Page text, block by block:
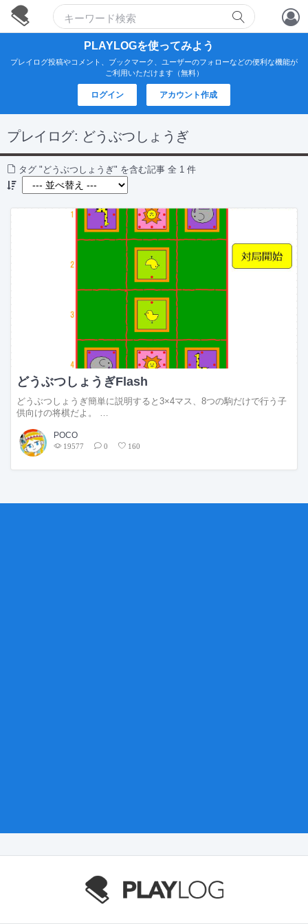
アカウント作成
ログイン
PLAYLOGを使ってみよう
プレイログ投稿やコメント、ブックマーク、ユーザーのフォローなどの便利な機能が
ご利用いただけます（無料）
ログイン アカウント作成
プレイログ: どうぶつしょうぎ
タグ "どうぶつしょうぎ" を含む記事 全 1 件
どうぶつしょうぎFlash
どうぶつしょうぎ簡単に説明すると3×4マス、8つの駒だけで行う子
供向けの将棋だよ。 …
POCO
19577 0 160